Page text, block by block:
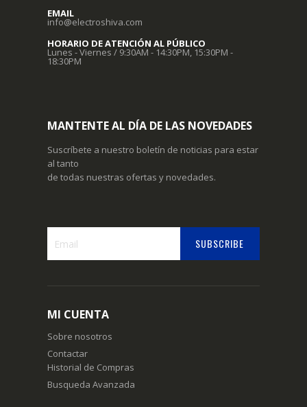
EMAIL
info@electroshiva.com
HORARIO DE ATENCIÓN AL PÚBLICO
Lunes - Viernes / 9:30AM - 14:30PM, 15:30PM -
18:30PM
MANTENTE AL DÍA DE LAS NOVEDADES
Suscríbete a nuestro boletín de noticias para estar
al tanto
de todas nuestras ofertas y novedades.
de
noticias:
SUBSCRIBE
MI CUENTA
Sobre nosotros
Contactar
Historial de Compras
Busqueda Avanzada